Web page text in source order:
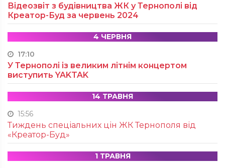
Відеозвіт з будівництва ЖК у Тернополі від
Креатор-Буд за червень 2024
4 ЧЕРВНЯ
17:10
У Тернополі із великим літнім концертом
виступить YAKTAK
14 ТРАВНЯ
15:56
Тиждень спеціальних цін ЖК Тернополя від
«Креатор-Буд»
1 ТРАВНЯ